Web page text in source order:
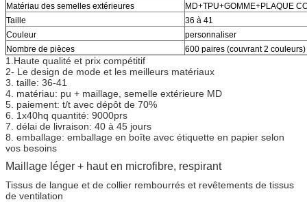
Matériau des semelles extérieures
MD+TPU+GOMME+PLAQUE
Taille
36 à 41
Couleur
personnaliser
Nombre de pièces
600 paires (couvrant 2 couleurs)
1.Haute qualité et prix compétitif
2- Le design de mode et les meilleurs matériaux
3. taille: 36-41
4. matériau: pu + maillage, semelle extérieure MD
5. paiement: t/t avec dépôt de 70%
6. 1x40hq quantité: 9000prs
7. délai de livraison: 40 à 45 jours
8. emballage: emballage en boîte avec étiquette en papier selon
vos besoins
Maillage léger + haut en microfibre, respirant
Tissus de langue et de collier rembourrés et revêtements de tissus
de ventilation